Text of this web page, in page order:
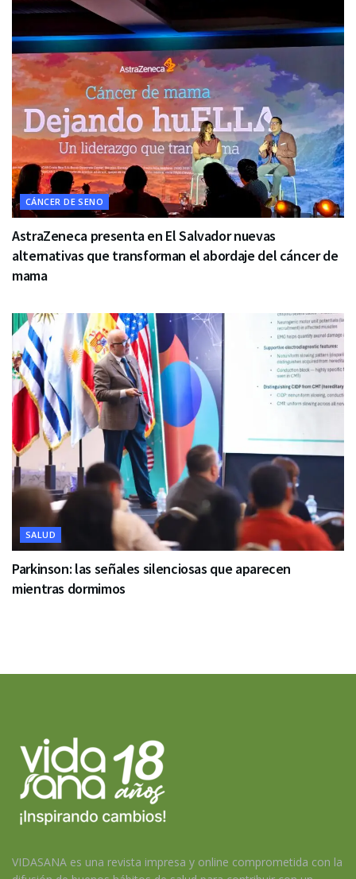
CÁNCER DE SENO
AstraZeneca presenta en El Salvador nuevas
alternativas que transforman el abordaje del cáncer de
mama
SALUD
Parkinson: las señales silenciosas que aparecen
mientras dormimos
VIDASANA es una revista impresa y online comprometida con la